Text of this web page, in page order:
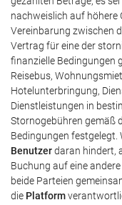
nachweislich auf höhere
Vereinbarung zwischen
Vertrag für eine der
finanzielle Bedingungen
Reisebus,
Hotelunterbringung,
Dienstleistungen in
Stornogebühren gemäß
Bedingungen festgelegt.
Benutzerdaran hindert,
Buchung auf eine
beide Parteien
die Platform